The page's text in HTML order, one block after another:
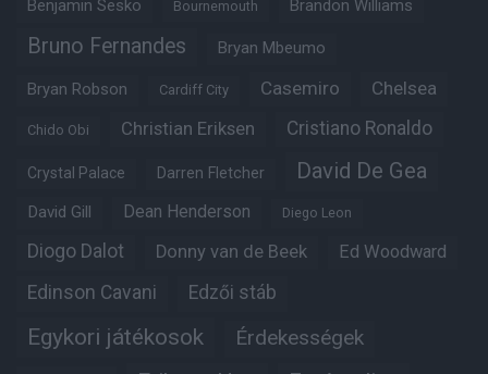
Benjamin Sesko Bournemouth Brandon Williams
Bruno Fernandes Bryan Mbeumo
Bryan Robson Cardiff City Casemiro Chelsea
Chido Obi Christian Eriksen Cristiano Ronaldo
Crystal Palace Darren Fletcher David De Gea
David Gill Dean Henderson Diego Leon
Diogo Dalot Donny van de Beek Ed Woodward
Edinson Cavani Edzői stáb
Egykori játékosok Érdekességek